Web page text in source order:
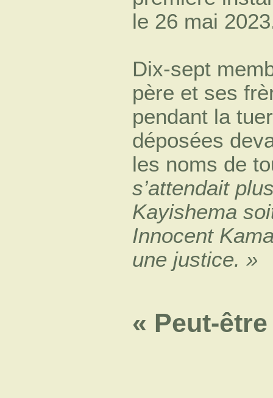
Dix-sept
père et ses
pendant la
déposées
les noms de
s’attendait
Kayishema
Innocent
une justice. »
« Peut-